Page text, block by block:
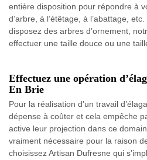
entière disposition pour répondre à
d’arbre, à l’étêtage, à l’abattage,
disposez des arbres d’ornement,
effectuer une taille douce ou une
Effectuez une opération
En Brie
Pour la réalisation d’un travail
dépense à coûter et cela empêche
active leur projection dans ce
vraiment nécessaire pour la raison
choisissez Artisan Dufresne qui